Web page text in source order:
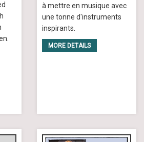
à mettre en musique avec
une tonne d'instruments
inspirants.
MORE DETAILS